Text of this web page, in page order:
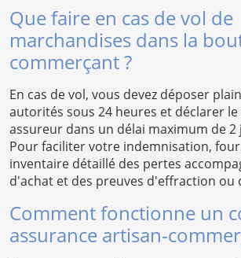
Que faire en cas de vol de
marchandises dans la
commerçant ?
En cas de vol, vous devez déposer
autorités sous 24 heures et déclarer
assureur dans un délai maximum de 2
Pour faciliter votre indemnisation,
inventaire détaillé des pertes
d'achat et des preuves d'effraction ou
Comment fonctionne un
assurance artisan-